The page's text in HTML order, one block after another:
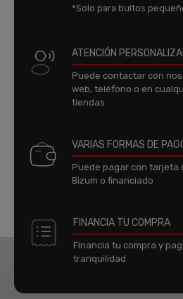
*Solo para bultos
ATENCIÓN
Puede contactar con
web, teléfono o en
tiendas
VARIAS FORMAS DE
Puede pagar con tarjeta
Bizum o financiado
FINANCIA TU COMPRA
Financia tu compra y
tranquilidad